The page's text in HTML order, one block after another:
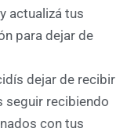
actualizá tus
para dejar de
dejar de recibir
seguir recibiendo
con tus